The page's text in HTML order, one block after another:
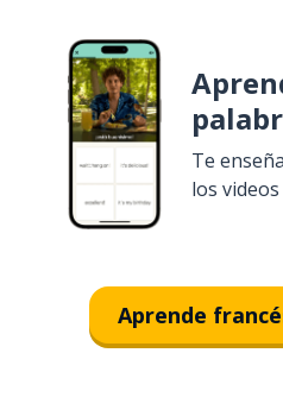
Te
los videos
Aprende